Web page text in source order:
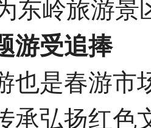
东岭旅游景
游受追捧
也是春游市
承弘扬红色